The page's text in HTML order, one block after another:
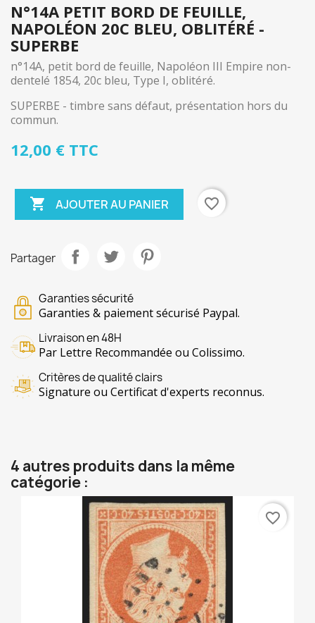
N°14A PETIT BORD DE FEUILLE,
NAPOLÉON 20C BLEU, OBLITÉRÉ -
SUPERBE
n°14A, petit bord de feuille, Napoléon III Empire non-
dentelé 1854, 20c bleu, Type I, oblitéré.
SUPERBE - timbre sans défaut, présentation hors du
commun.
12,00 € TTC
 AJOUTER AU PANIER favorite_border
Partager
Garanties sécurité
Garanties & paiement sécurisé Paypal.
Livraison en 48H
Par Lettre Recommandée ou Colissimo.
Critères de qualité clairs
Signature ou Certificat d'experts reconnus.
4 autres produits dans la même
catégorie :
favorite_border